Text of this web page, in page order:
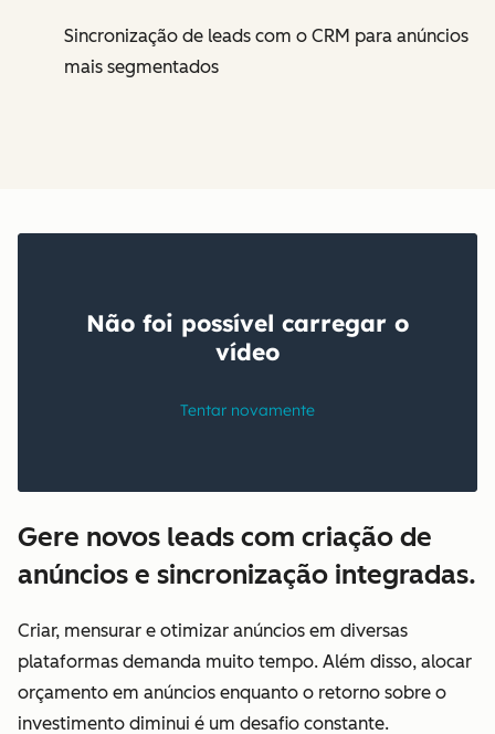
Sincronização de leads com o CRM para anúncios
mais segmentados
Gere novos leads com criação de
anúncios e sincronização integradas.
Criar, mensurar e otimizar anúncios em diversas
plataformas demanda muito tempo. Além disso, alocar
orçamento em anúncios enquanto o retorno sobre o
investimento diminui é um desafio constante.